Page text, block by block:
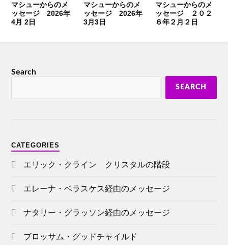
マシューからのメ
ッセージ 2026年
4月 2日
マシューからのメ
ッセージ 2026年
3月3日
マシューからのメ
ッセージ ２０２
６年２月２日
Search
SEARCH
CATEGORIES
エリック・クライン クリスタルの階段
エレーナ・ベラスケス経由のメッセージ
ナタリー・グラッソン経由のメッセージ
ブロッサム・グッドチャイルド